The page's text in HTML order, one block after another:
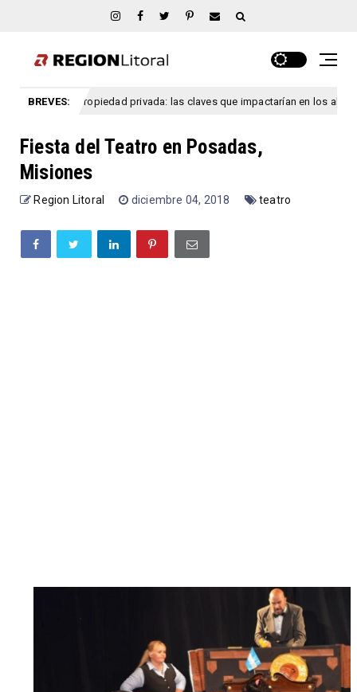
BREVES:
propiedad privada: las claves que impactarían en los alquileres
Fiesta del Teatro en Posadas,
Misiones
Region Litoral diciembre 04, 2018 teatro